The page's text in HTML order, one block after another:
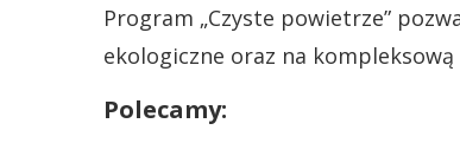
Program „Czyste powietrze”
ekologiczne oraz na
Polecamy: